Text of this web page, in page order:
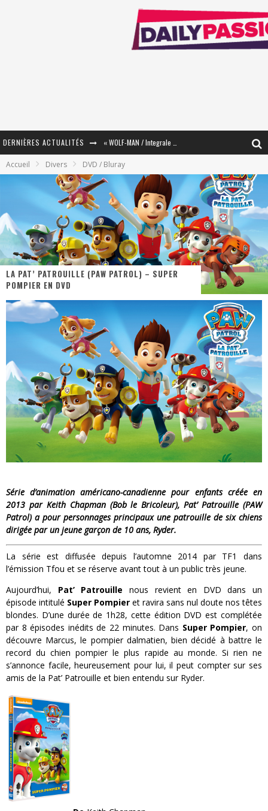
DERNIÈRES ACTUALITÉS
« Le Béton et le Bambou / Propositions pour Mayotte et le Monde. » - Améliorations !
Star Fox
PsyRiver 2026 : la magie revient sur les rives de l’Aar
« Le Vent dand les Saules » - Une Belle Histoire !
« Damn Them All » - Un duo de Choc !
Yoshi and the mysterious book
Accueil Divers DVD / Bluray
LA PAT’ PATROUILLE (PAW PATROL) – SUPER
POMPIER EN DVD
Série d’animation américano-canadienne pour enfants créée en
2013 par Keith Chapman (Bob le Bricoleur), Pat’ Patrouille (PAW
Patrol) a pour personnages principaux une patrouille de six chiens
dirigée par un jeune garçon de 10 ans, Ryder.
La série est diffusée depuis l’automne 2014 par TF1 dans
l’émission Tfou et se réserve avant tout à un public très jeune.
Aujourd’hui, Pat’ Patrouille nous revient en DVD dans un
épisode intitulé Super Pompier et ravira sans nul doute nos têtes
blondes. D’une durée de 1h28, cette édition DVD est complétée
par 8 épisodes inédits de 22 minutes. Dans Super Pompier, on
découvre Marcus, le pompier dalmatien, bien décidé à battre le
record du chien pompier le plus rapide au monde. Si rien ne
s’annonce facile, heureusement pour lui, il peut compter sur ses
amis de la Pat’ Patrouille et bien entendu sur Ryder.